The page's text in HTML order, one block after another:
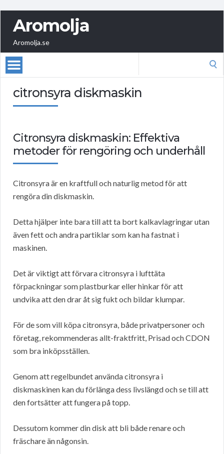
Aromolja
Aromolja.se
citronsyra diskmaskin
Citronsyra diskmaskin: Effektiva
metoder för rengöring och underhåll
Citronsyra är en kraftfull och naturlig metod för att
rengöra din diskmaskin.
Detta hjälper inte bara till att ta bort kalkavlagringar utan
även fett och andra partiklar som kan ha fastnat i
maskinen.
Det är viktigt att förvara citronsyra i lufttäta
förpackningar som plastburkar eller hinkar för att
undvika att den drar åt sig fukt och bildar klumpar.
För de som vill köpa citronsyra, både privatpersoner och
företag, rekommenderas allt-fraktfritt, Prisad och CDON
som bra inköpsställen.
Genom att regelbundet använda citronsyra i
diskmaskinen kan du förlänga dess livslängd och se till att
den fortsätter att fungera på topp.
Dessutom kommer din disk att bli både renare och
fräschare än någonsin.